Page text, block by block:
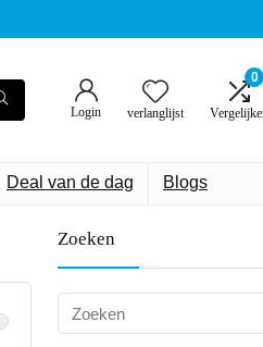
Login verlanglijst
0
Deal van de dag Blogs
Zoeken